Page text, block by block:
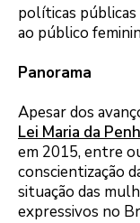
políticas públicas
ao público
Panorama
Apesar dos
Lei Maria da
em 2015, entre
conscientização
situação das
expressivos no